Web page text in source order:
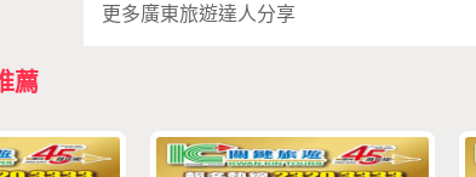
更多廣東旅遊達人分享
薦